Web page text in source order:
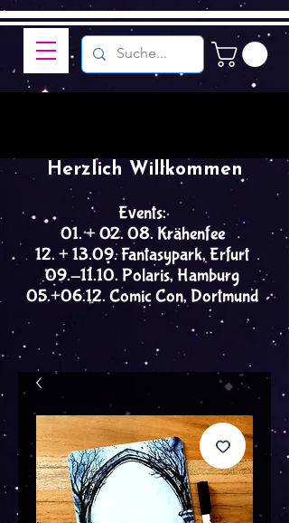
Events:
01. + 02. 08. Krähenfee
12. + 13.09. Fantasypark, Erfurt
09.-11.10. Polaris, Hamburg
05.+06.12. Comic Con, Dortmund
Herzlich Willkommen